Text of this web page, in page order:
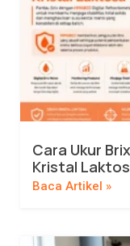
Cara Ukur
Kristal
Baca Artikel »